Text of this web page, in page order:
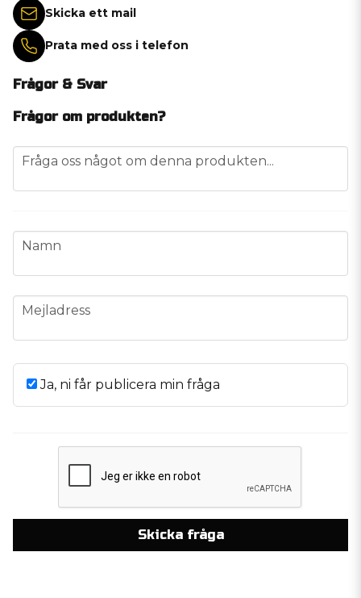
Skicka ett mail
Prata med oss i telefon
Frågor & Svar
Frågor om produkten?
question
Fråga oss något om denna produkten...
name
Namn
email
Mejladress
Ja, ni får publicera min fråga
Skicka fråga